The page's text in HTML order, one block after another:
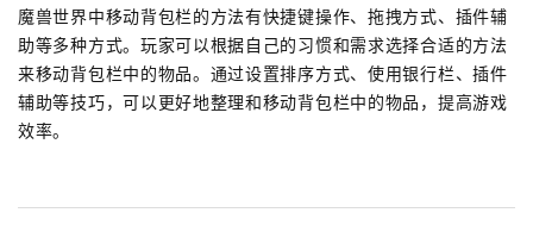
魔兽世界中移动背包栏的方法有快捷键操作、拖拽方式、插件辅
助等多种方式。玩家可以根据自己的习惯和需求选择合适的方法
来移动背包栏中的物品。通过设置排序方式、使用银行栏、插件
辅助等技巧，可以更好地整理和移动背包栏中的物品，提高游戏
效率。